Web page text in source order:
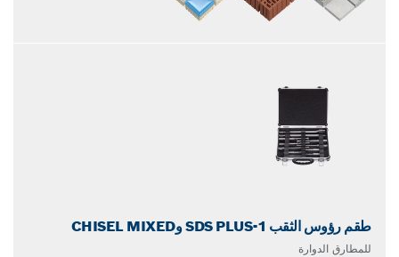
طقم رؤوس الثقب SDS PLUS-1 وCHISEL MIXED
للمطارق الدوارة